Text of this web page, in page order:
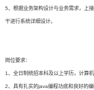
5、根据业务架构设计与业务需求，上
干进行系统详细设计。
岗位要求：
1、全日制统招本科及以上学历，计算
2、具有扎实的java编程功底和良好的